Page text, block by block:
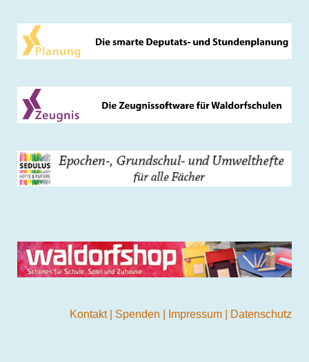
Kontakt Spenden Impressum Datenschutz